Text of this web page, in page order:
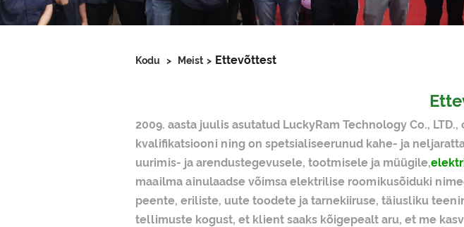
Kodu > Meist > Ettevõttest
2009. aasta juulis asutatud LuckyRam Technology Co.,
kvalifikatsiooni ning on spetsialiseerunud kahe- ja
uurimis- ja arendustegevusele, tootmisele ja müügile,
maailma ainulaadse võimsa elektrilise roomikusõiduki
peente, eriliste, uute toodete ja tarnekiiruse, täiusliku
tellimuste kogust, et klient saaks kõigepealt aru, et me